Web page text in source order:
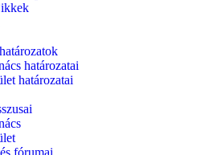
határozatai
határozatai
fórumai